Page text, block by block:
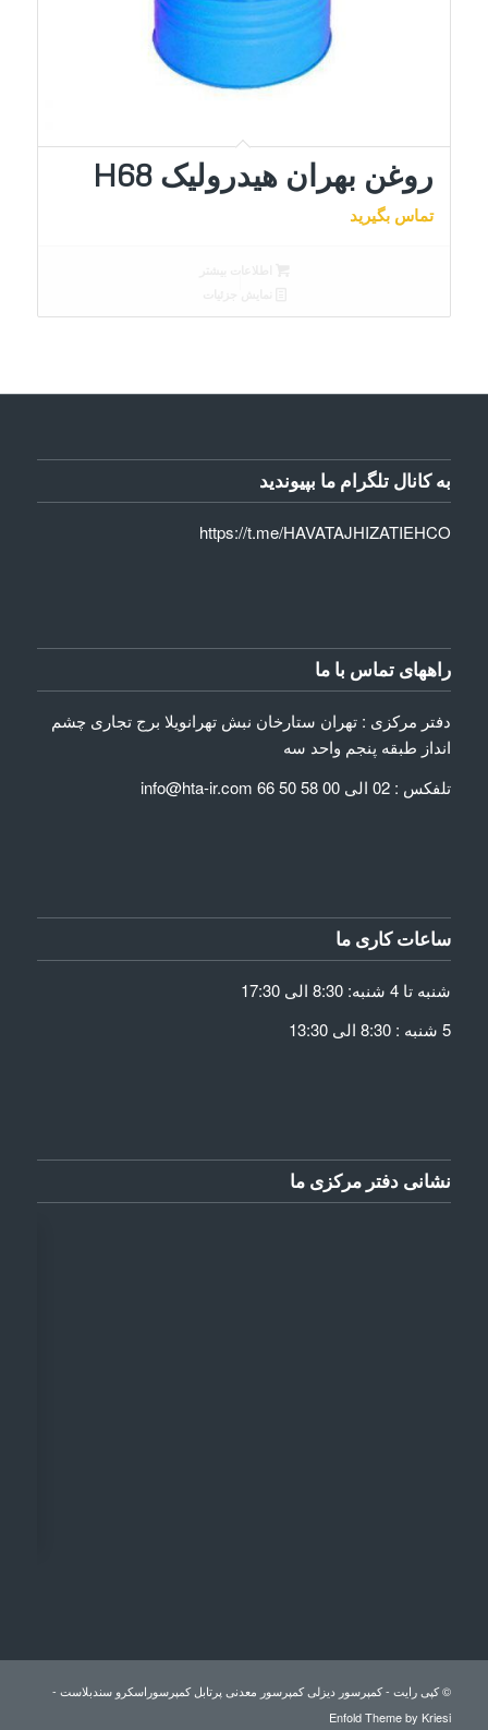
روغن بهران هیدرولیک H68
تماس بگیرید
به کانال تلگرام ما بپیوندید
https://t.me/HAVATAJHIZATIEHCO
راههای تماس با ما
دفتر مرکزی : تهران ستارخان نبش تهرانویلا برج تجاری چشم
انداز طبقه پنجم واحد سه
تلفکس : 02 الی 00 58 50 66 info@hta-ir.com
ساعات کاری ما
شنبه تا 4 شنبه: 8:30 الی 17:30
5 شنبه : 8:30 الی 13:30
نشانی دفتر مرکزی ما
© کپی رایت -کمپرسور دیزلی کمپرسور معدنی پرتابل کمپرسوراسکرو سندبلاست-
Enfold Theme by Kriesi